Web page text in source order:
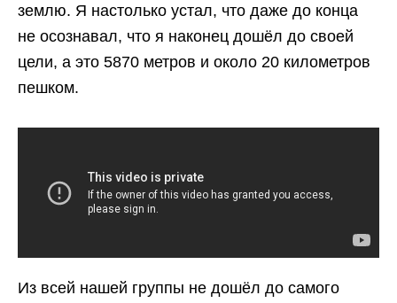
землю. Я настолько устал, что даже до конца
не осознавал, что я наконец дошёл до своей
цели, а это 5870 метров и около 20 километров
пешком.
Из всей нашей группы не дошёл до самого